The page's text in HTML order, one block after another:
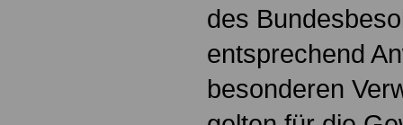
des
entsprechend
besonderen